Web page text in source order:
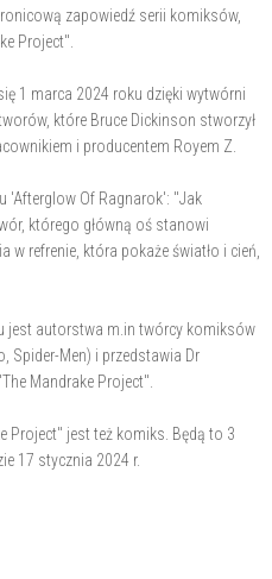
zapowiedź serii komiksów,
Project".
1 marca 2024 roku dzięki wytwórni
które Bruce Dickinson stworzył
i producentem Royem Z.
'Afterglow Of Ragnarok': "Jak
którego główną oś stanowi
refrenie, która pokaże światło i cień,
jest autorstwa m.in twórcy komiksów
Spider-Men) i przedstawia Dr
Mandrake Project".
Project" jest też komiks. Będą to 3
17 stycznia 2024 r.